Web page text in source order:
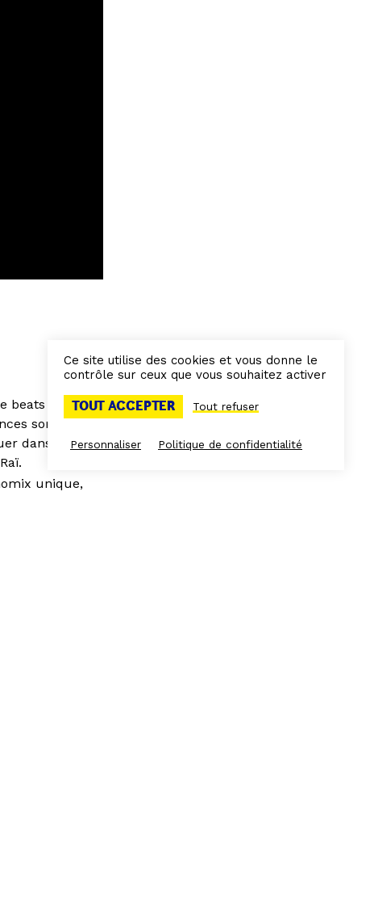
beats du
sonores
dans la vie
unique,
Ce site utilise des cookies et vous donne le
contrôle sur ceux que vous souhaitez activer
TOUT ACCEPTER Tout refuser
Personnaliser Politique de confidentialité